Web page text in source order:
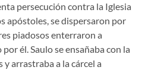
persecución contra la Iglesia
apóstoles, se dispersaron por
piadosos enterraron a
él. Saulo se ensañaba con la
y arrastraba a la cárcel a